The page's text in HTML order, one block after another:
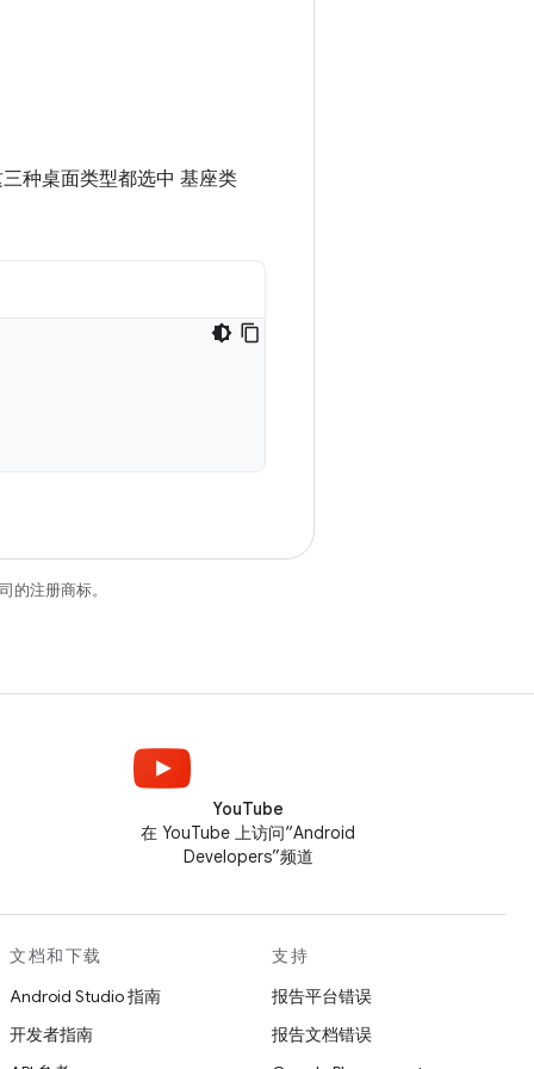
种桌面类型都选中 基座类
的注册商标。
YouTube
在 YouTube 上访问“Android
Developers”频道
文档和下载
Android Studio 指南
开发者指南
支持
报告平台错误
报告文档错误